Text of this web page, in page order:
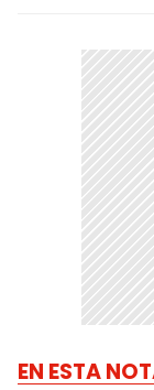
EN ESTA